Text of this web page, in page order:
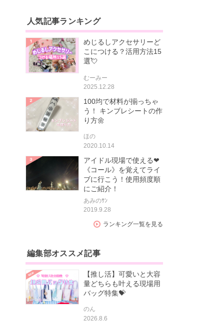
人気記事ランキング
めじるしアクセサリーど
こにつける？活用方法15
選💘
むーみー
2025.12.28
100均で材料が揃っちゃ
う！ キンブレシートの作
り方🌼
ほの
2020.10.14
アイドル現場で使える❤
《コール》を覚えてライ
ブに行こう！使用頻度順
にご紹介！
あみのｻﾝ
2019.9.28
ランキング一覧を見る
編集部オススメ記事
【推し活】可愛いと大容
量どちらも叶える現場用
バッグ特集💝
のん
2026.8.6